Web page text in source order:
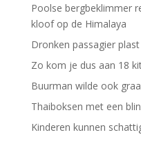
Poolse bergbeklimmer
kloof op de Himalaya
Dronken passagier
Zo kom je dus aan 18
Buurman wilde ook
Thaiboksen met een
Kinderen kunnen